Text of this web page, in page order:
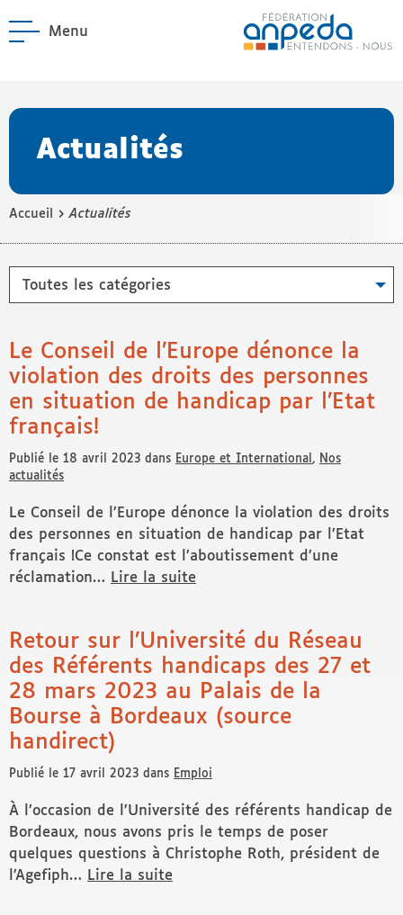
Menu
Actualités
Accueil ›Actualités
Catégories
Le Conseil de l’Europe dénonce la
violation des droits des personnes
en situation de handicap par l’Etat
français!
Publié le 18 avril 2023 dans Europe et International , Nos
actualités
Le Conseil de l’Europe dénonce la violation des droits
des personnes en situation de handicap par l’Etat
français !Ce constat est l’aboutissement d’une
réclamation… Lire la suite
Retour sur l’Université du Réseau
des Référents handicaps des 27 et
28 mars 2023 au Palais de la
Bourse à Bordeaux (source
handirect)
Publié le 17 avril 2023 dans Emploi
À l’occasion de l’Université des référents handicap de
Bordeaux, nous avons pris le temps de poser
quelques questions à Christophe Roth, président de
l’Agefiph… Lire la suite